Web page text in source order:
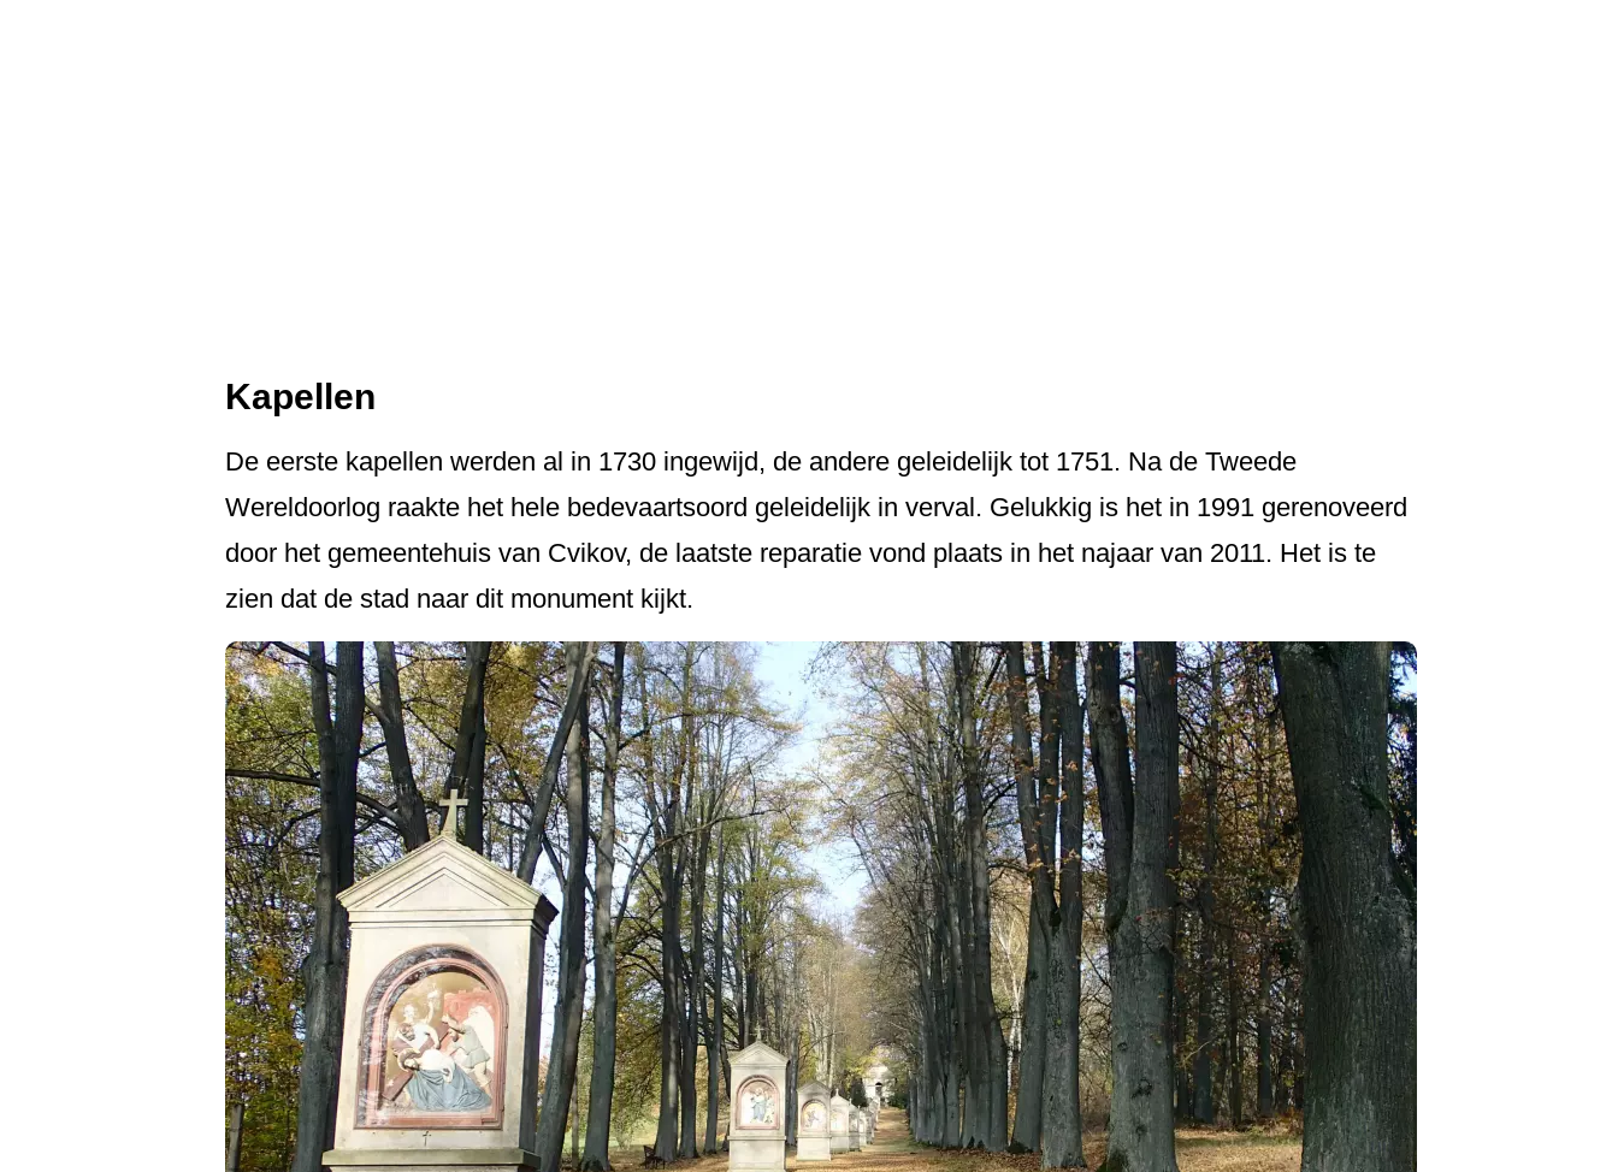
Kapellen
De eerste kapellen werden al in 1730 ingewijd, de andere geleidelijk tot 1751. Na de Tweede
Wereldoorlog raakte het hele bedevaartsoord geleidelijk in verval. Gelukkig is het in 1991 gerenoveerd
door het gemeentehuis van Cvikov, de laatste reparatie vond plaats in het najaar van 2011. Het is te
zien dat de stad naar dit monument kijkt.